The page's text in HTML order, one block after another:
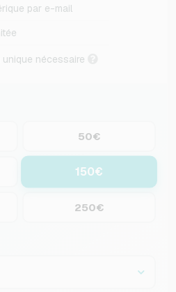
par e-mail
unique nécessaire
50€
150€
250€